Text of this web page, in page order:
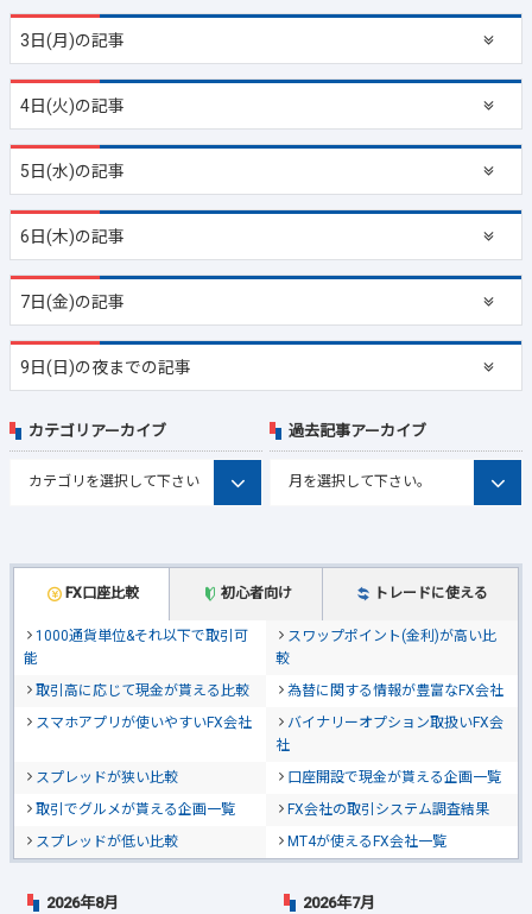
3日(月)の記事
4日(火)の記事
5日(水)の記事
6日(木)の記事
7日(金)の記事
9日(日)の夜までの記事
FX口座比較 初心者向け トレードに使える
1000通貨単位&それ以下で取引可
能
スワップポイント(金利)が高い比
較
取引高に応じて現金が貰える比較
為替に関する情報が豊富なFX会社
スマホアプリが使いやすいFX会社
バイナリーオプション取扱いFX会
社
スプレッドが狭い比較
口座開設で現金が貰える企画一覧
取引でグルメが貰える企画一覧
FX会社の取引システム調査結果
スプレッドが低い比較
MT4が使えるFX会社一覧
カテゴリアーカイブ 過去記事アーカイブ
2026年8月 2026年7月